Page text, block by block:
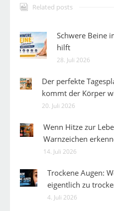
Related posts
Schwere Beine
hilft
28. Juli 2026
Der perfekte
kommt der Körper
20. Juli 2026
Wenn Hitze zur
Warnzeichen
14. Juli 2026
Trockene Augen:
eigentlich zu
4. Juli 2026